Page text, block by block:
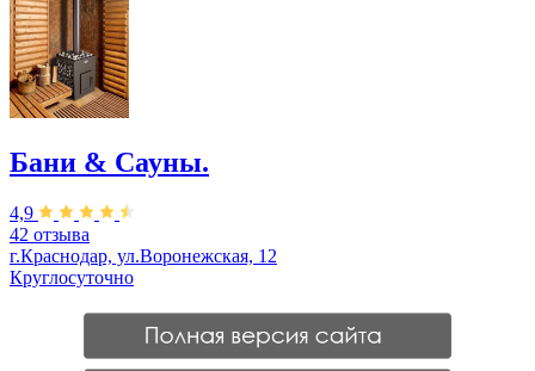
Бани & Сауны.
4,9
42 отзыва
г.Краснодар, ул.Воронежская, 12
Круглосуточно